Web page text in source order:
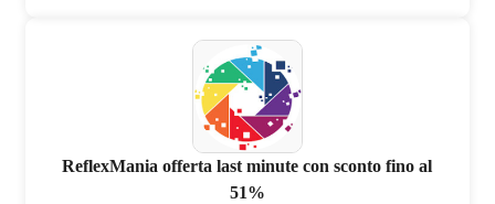
ReflexMania offerta last minute con sconto fino al
51%